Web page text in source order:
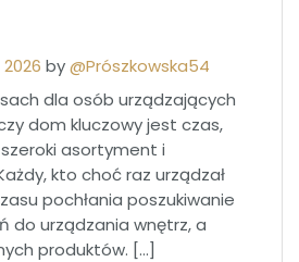
by@Prószkowska54
dla osób urządzających
dom kluczowy jest czas,
asortyment i
kto choć raz urządzał
pochłania poszukiwanie
do urządzania wnętrz, a
produktów. […]